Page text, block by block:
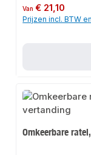
Normale prijs:
Van€ 21,10
Prijzen incl. BTW
Omkeerbare